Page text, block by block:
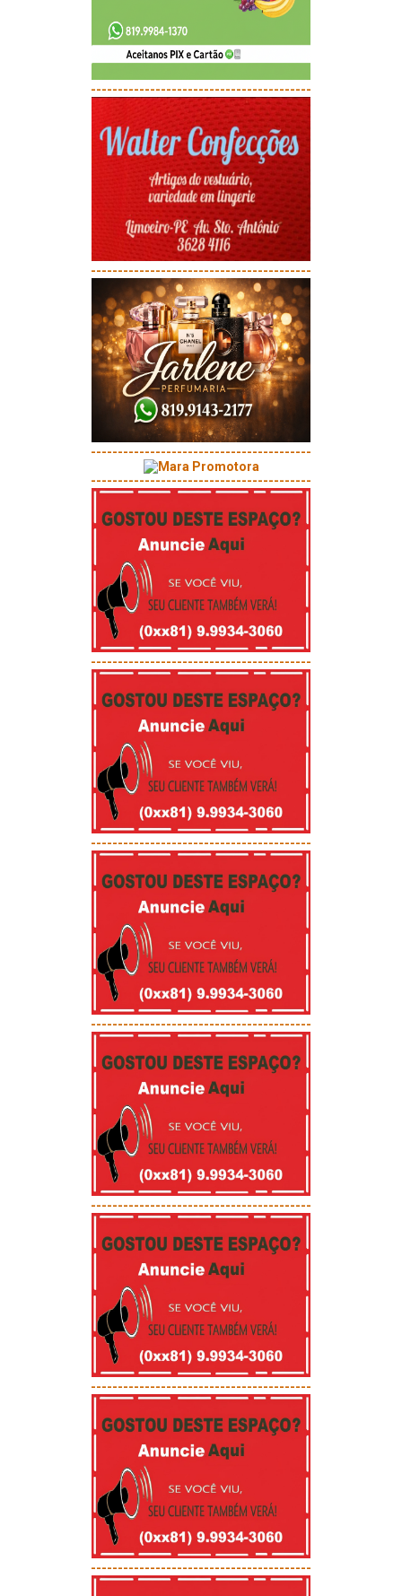
-----------------------------------------
-----------------------------------------
-----------------------------------------
-----------------------------------------
-----------------------------------------
-----------------------------------------
-----------------------------------------
-----------------------------------------
-----------------------------------------
-----------------------------------------